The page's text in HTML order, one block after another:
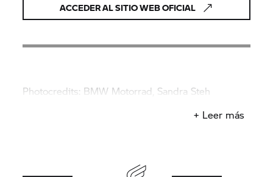
ACCEDER AL SITIO WEB OFICIAL
Photocredits: BMW Motorrad, Sandra Steh
+ Leer más